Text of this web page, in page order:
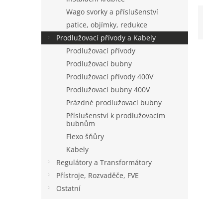
e
l
Wago svorky a příslušenství
patice, objímky, redukce
Prodlužovací přívody a Kabely
Prodlužovací přívody
Prodlužovací bubny
Prodlužovací přívody 400V
Prodlužovací bubny 400V
Prázdné prodlužovací bubny
Příslušenství k prodlužovacím
bubnům
Flexo šňůry
Kabely
Regulátory a Transformátory
Přístroje, Rozvaděče, FVE
Ostatní